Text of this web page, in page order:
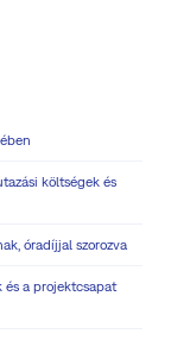
költségek és
óradíjjal szorozva
és a projektcsapat